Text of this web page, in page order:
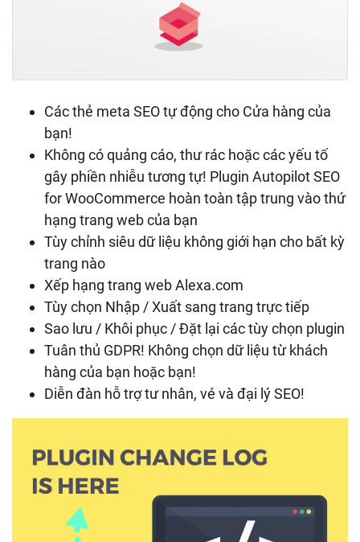
Các thẻ meta SEO tự động cho Cửa hàng của
bạn!
Không có quảng cáo, thư rác hoặc các yếu tố
gây phiền nhiễu tương tự! Plugin Autopilot SEO
for WooCommerce hoàn toàn tập trung vào thứ
hạng trang web của bạn
Tùy chỉnh siêu dữ liệu không giới hạn cho bất kỳ
trang nào
Xếp hạng trang web Alexa.com
Tùy chọn Nhập / Xuất sang trang trực tiếp
Sao lưu / Khôi phục / Đặt lại các tùy chọn plugin
Tuân thủ GDPR! Không chọn dữ liệu từ khách
hàng của bạn hoặc bạn!
Diễn đàn hỗ trợ tư nhân, vé và đại lý SEO!